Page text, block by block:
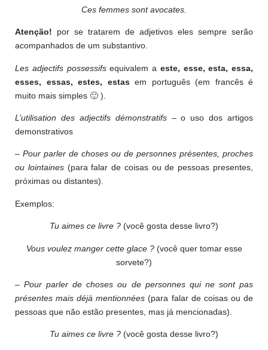
Ces femmes sont avocates.
Atenção! por se tratarem de adjetivos eles sempre serão
acompanhados de um substantivo.
Les adjectifs possessifsequivalem a este, esse, esta, essa,
esses, essas, estes, estasem português (em francês é
muito mais simples 🙂 ).
L’utilisation des adjectifs démonstratifs– o uso dos artigos
demonstrativos
– Pour parler de choses ou de personnes présentes, proches
ou lointaines(para falar de coisas ou de pessoas presentes,
próximas ou distantes).
Exemplos:
Tu aimes ce livre ? (você gosta desse livro?)
Vous voulez manger cette glace ?(você quer tomar esse
sorvete?)
–Pour parler de choses ou de personnes qui ne sont pas
présentes mais déjà mentionnées (para falar de coisas ou de
pessoas que não estão presentes, mas já mencionadas).
Tu aimes ce livre ? (você gosta desse livro?)